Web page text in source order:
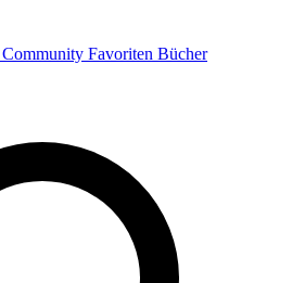
Community Favoriten Bücher